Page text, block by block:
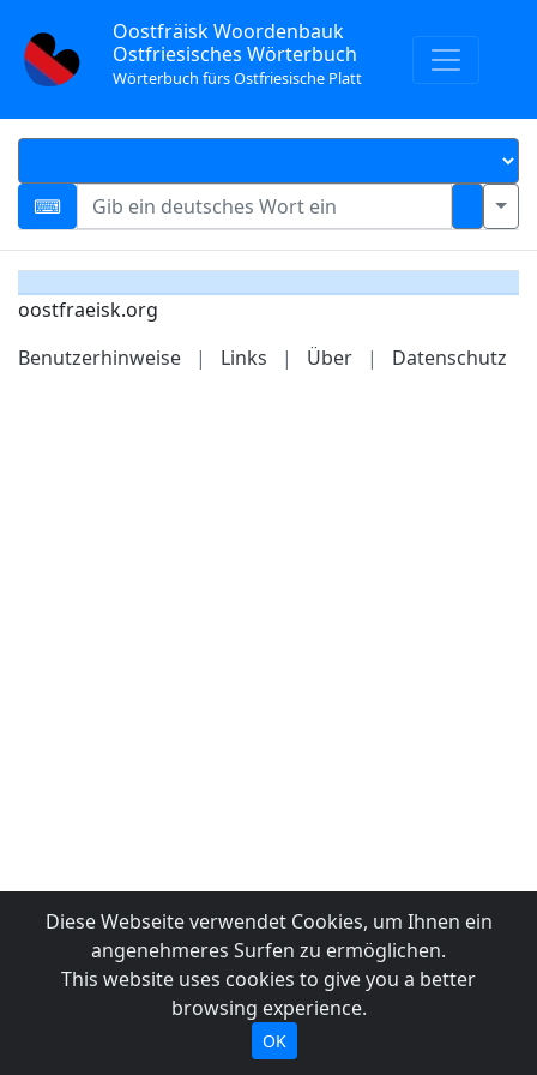
Oostfräisk Woordenbauk
Ostfriesisches Wörterbuch
Wörterbuch fürs Ostfriesische Platt
oostfraeisk.org
Benutzerhinweise
| Links | Über | Datenschutz
Diese Webseite verwendet Cookies, um Ihnen ein
angenehmeres Surfen zu ermöglichen.
This website uses cookies to give you a better
browsing experience.
OK